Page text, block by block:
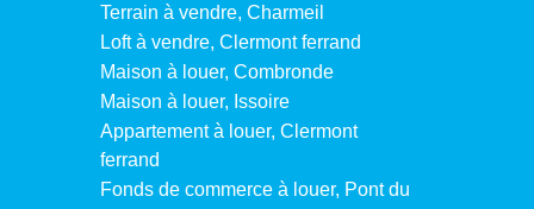
Terrain à vendre, Charmeil
Loft à vendre, Clermont ferrand
Maison à louer, Combronde
Maison à louer, Issoire
Appartement à louer, Clermont
ferrand
Fonds de commerce à louer, Pont du